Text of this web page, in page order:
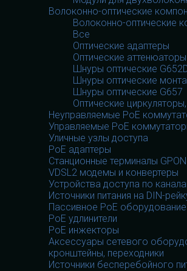
Волоконно-оптические
Волоконно-оптические
Все
Оптические адаптеры
Оптические аттенюаторы
Шнуры оптические
Шнуры оптические
Шнуры оптические G657
Оптические
Неуправляемые PoE
Управляемые PoE
Уличные узлы доступа
PoE адаптеры
Станционные терминалы GPON
VDSL2 модемы и конвертеры
Устройства доступа по
Источники питания на DIN-
Пассивное PoE оборудование
PoE удлинители
PoE инжекторы
Аксессуары сетевого
кронштейны, переходники
Источники бесперебойного